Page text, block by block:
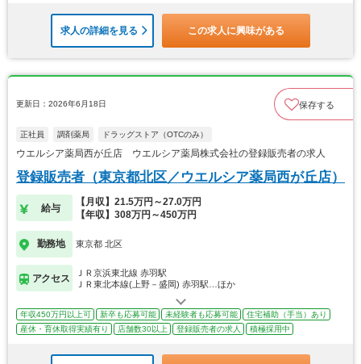
求人の詳細を見る この求人に興味がある
更新日：2026年6月18日 保存する
正社員 調剤薬局 ドラッグストア（OTCのみ）
ウエルシア薬局西が丘店 ウエルシア薬局株式会社の登録販売者の求人
登録販売者（東京都北区／ウエルシア薬局西が丘店）
給与
【月収】21.5万円～27.0万円
【年収】308万円～450万円
勤務地 東京都 北区
アクセス
ＪＲ京浜東北線 赤羽駅
ＪＲ東北本線(上野－盛岡) 赤羽駅…ほか
年収450万円以上可 新卒も応募可能 未経験者も応募可能
住宅補助（手当）あり
産休・育休取得実績有り
店舗数30以上 登録販売者の求人 積極採用中